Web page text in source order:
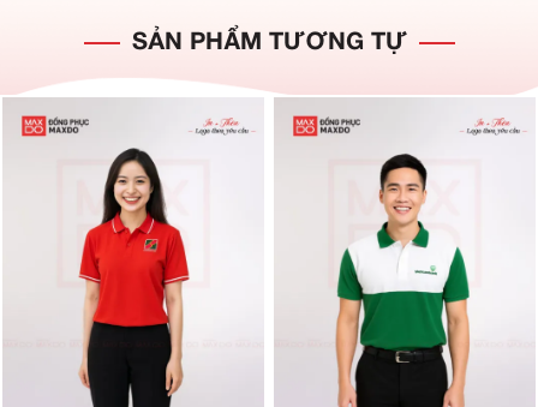
SẢN PHẨM TƯƠNG TỰ